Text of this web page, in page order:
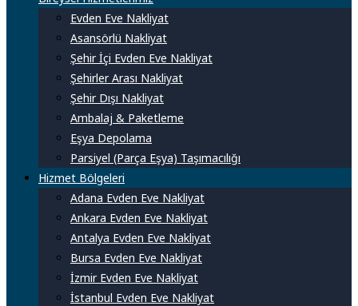
Evden Eve Nakliyat
Asansörlü Nakliyat
Şehir İçi Evden Eve Nakliyat
Şehirler Arası Nakliyat
Şehir Dışı Nakliyat
Ambalaj & Paketleme
Eşya Depolama
Parsiyel (Parça Eşya) Taşımacılığı
Hizmet Bölgeleri
Adana Evden Eve Nakliyat
Ankara Evden Eve Nakliyat
Antalya Evden Eve Nakliyat
Bursa Evden Eve Nakliyat
İzmir Evden Eve Nakliyat
İstanbul Evden Eve Nakliyat